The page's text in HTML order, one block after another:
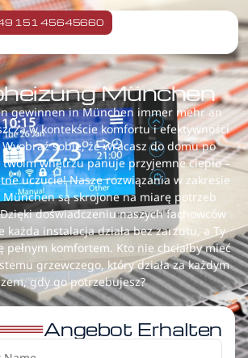
151 45645660
München
gewinnen in München immer mehr an
w kontekście komfortu i efektywności
sobie, że wracasz do domu po
wnętrzu panuje przyjemne ciepło –
uczucie! Nasze rozwiązania w zakresie
są skrojone na miarę potrzeb
doświadczeniu naszych fachowców
każda instalacja działa bez zarzutu, a Ty
pełnym komfortem. Kto nie chciałby mieć
grzewczego, który działa za każdym
gdy go potrzebujesz?
Angebot Erhalten